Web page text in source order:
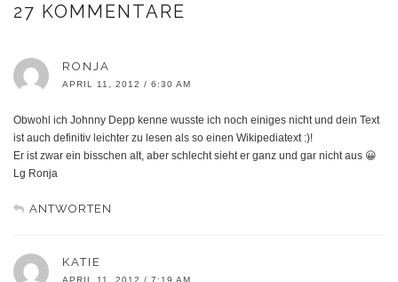
27 KOMMENTARE
RONJA
APRIL 11, 2012 / 6:30 AM
Obwohl ich Johnny Depp kenne wusste ich noch einiges nicht und dein Text
ist auch definitiv leichter zu lesen als so einen Wikipediatext :)!
Er ist zwar ein bisschen alt, aber schlecht sieht er ganz und gar nicht aus 😀
Lg Ronja
ANTWORTEN
KATIE